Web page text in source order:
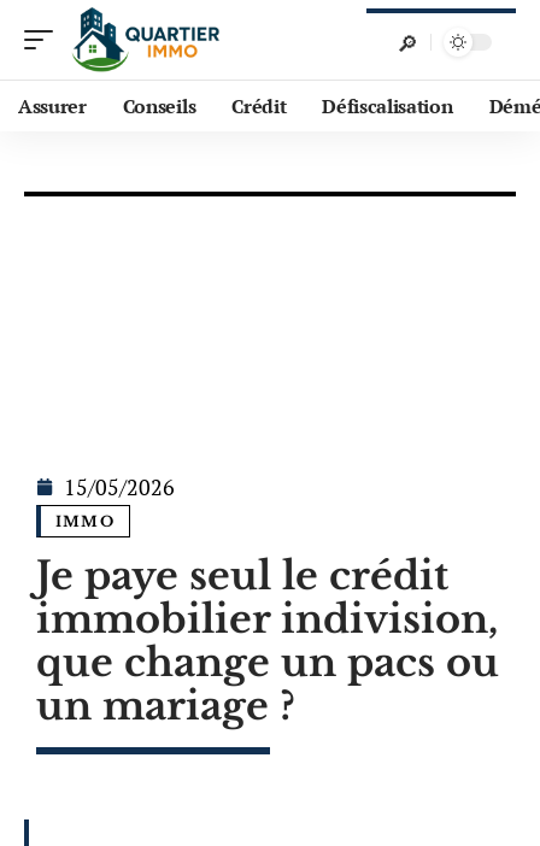
Assurer Conseils Crédit Défiscalisation
15/05/2026
IMMO
Je paye seul le crédit
immobilier indivision,
que change un pacs ou
un mariage ?